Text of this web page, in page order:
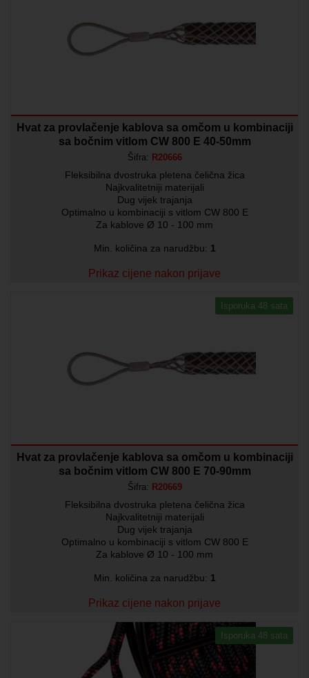
Hvat za provlačenje kablova sa omčom u kombinaciji
sa bočnim vitlom CW 800 E 40-50mm
Šifra: R20666
Fleksibilna dvostruka pletena čelična žica
Najkvalitetniji materijali
Dug vijek trajanja
Optimalno u kombinaciji s vitlom CW 800 E
Za kablove Ø 10 - 100 mm
Min. količina za narudžbu: 1
Prikaz cijene nakon prijave
Isporuka 48 sata
Hvat za provlačenje kablova sa omčom u kombinaciji
sa bočnim vitlom CW 800 E 70-90mm
Šifra: R20669
Fleksibilna dvostruka pletena čelična žica
Najkvalitetniji materijali
Dug vijek trajanja
Optimalno u kombinaciji s vitlom CW 800 E
Za kablove Ø 10 - 100 mm
Min. količina za narudžbu: 1
Prikaz cijene nakon prijave
Isporuka 48 sata